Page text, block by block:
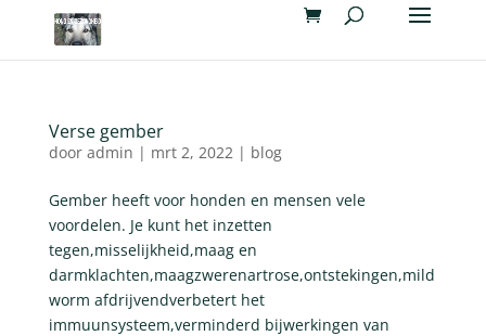
Verse gember
door admin | mrt 2, 2022| blog
Gember heeft voor honden en mensen vele
voordelen. Je kunt het inzetten
tegen,misselijkheid,maag en
darmklachten,maagzwerenartrose,ontstekingen,mild
worm afdrijvendverbetert het
immuunsysteem,verminderd bijwerkingen van